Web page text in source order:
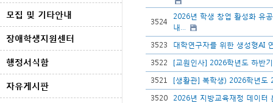
모집 및 기타안내
장애학생지원센터
행정서식함
자유게시판
3524
2026년 학생 창업 활성화 유
내...
3523
대학연구자를 위한 생성형AI
3522
[교원인사] 2026학년도 하반
3521
[생활관] 복학생) 2026학년도
3520
2026년 지방교육재정 데이터